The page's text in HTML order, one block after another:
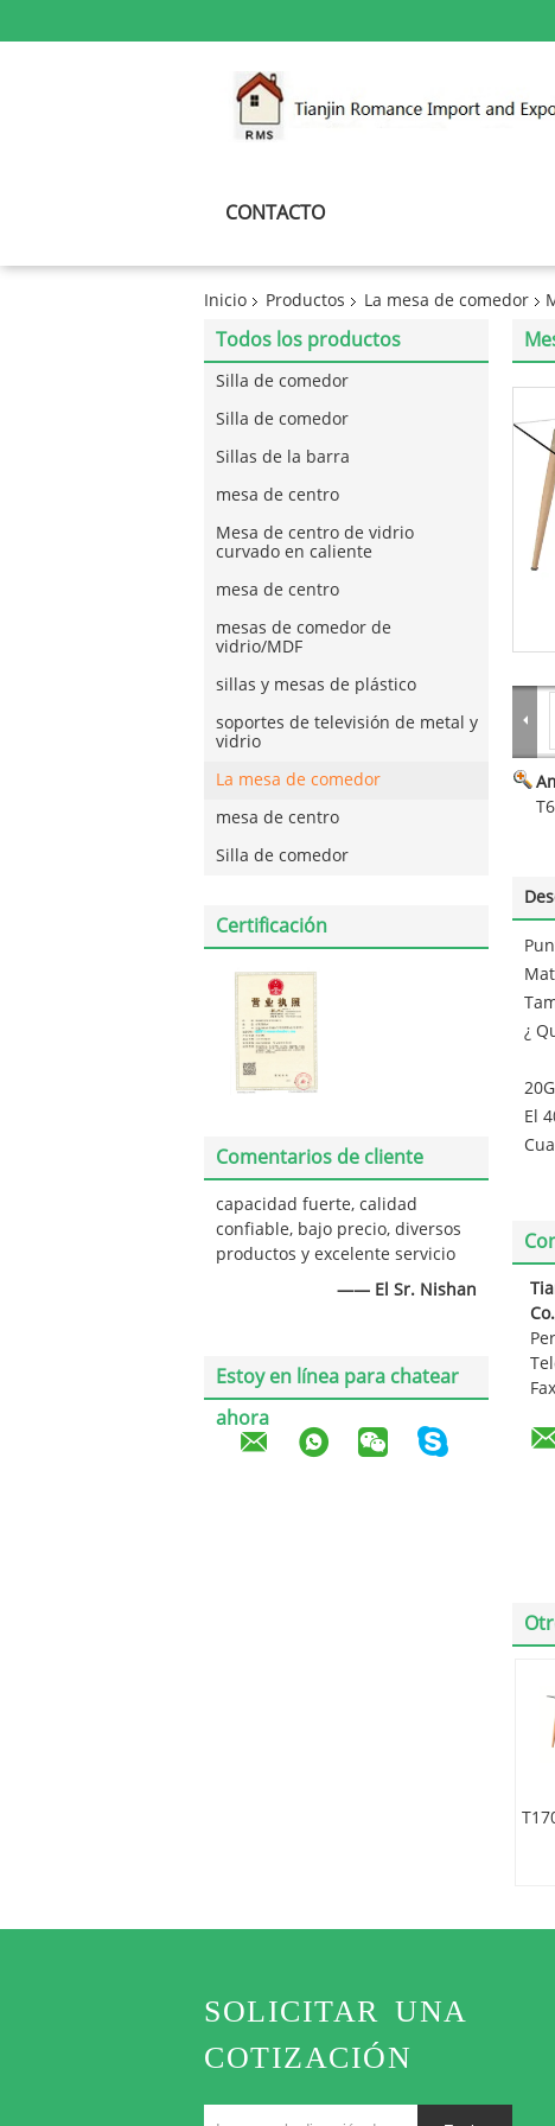
CONTACTO
Inicio Productos La mesa de comedor
Todos los productos
Silla de comedor
Silla de comedor
Sillas de la barra
mesa de centro
Mesa de centro de vidrio
curvado en caliente
mesa de centro
mesas de comedor de
vidrio/MDF
sillas y mesas de plástico
soportes de televisión de metal y
vidrio
La mesa de comedor
mesa de centro
Silla de comedor
Certificación
Comentarios de cliente
capacidad fuerte, calidad
confiable, bajo precio, diversos
productos y excelente servicio
—— El Sr. Nishan
Estoy en línea para chatear
ahora
¿
El
SOLICITAR UNA
COTIZACIÓN